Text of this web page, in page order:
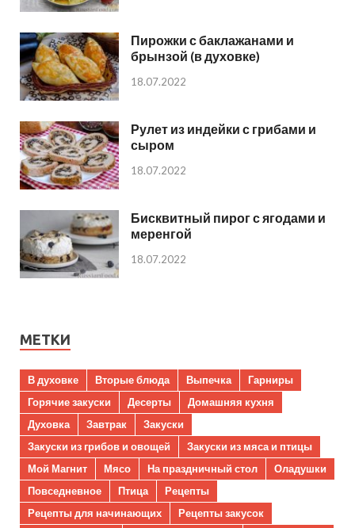
Пирожки с баклажанами и
брынзой (в духовке)
18.07.2022
Рулет из индейки с грибами и
сыром
18.07.2022
Бисквитный пирог с ягодами и
меренгой
18.07.2022
МЕТКИ
В духовке Вторые блюда Выпечка
Гарниры
Горячие закуски
Десерты
Домашняя кухня
Духовка
Завтрак
Закуски
Закуски из грибов и овощей
Закуски из мяса и птицы
Мой Магнит
Мясо На праздничный стол
Оладушки
Повседневное
Птица
Рецепты
Рецепты для начинающих
Рецепты закусок